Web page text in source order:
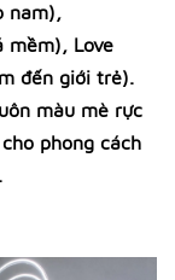
nam),
mềm), Love
đến giới trẻ).
màu mè rực
phong cách